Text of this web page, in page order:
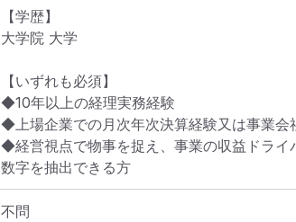
【学歴】
大学院 大学
【いずれも必須】
◆10年以上の経理実務経験
◆上場企業での月次年次決算経験又は事業会
◆経営視点で物事を捉え、事業の収益ドライ
数字を抽出できる方
不問